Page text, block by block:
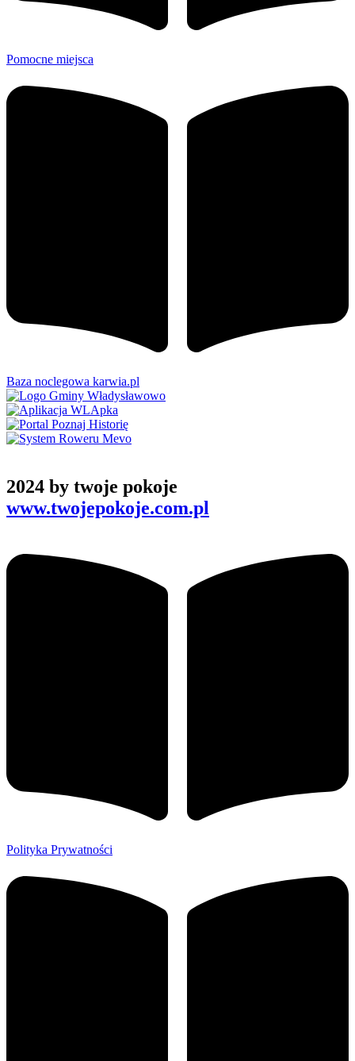
Pomocne miejsca
Baza noclegowa karwia.pl
2024 by twoje pokoje
www.twojepokoje.com.pl
Polityka Prywatności